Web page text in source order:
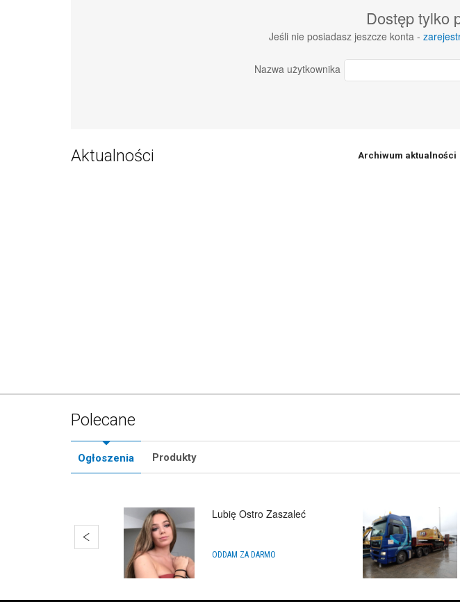
Dostęp tylko
Jeśli nie posiadasz jeszcze konta -
Nazwa użytkownika
Aktualności Archiwum aktualności
Polecane
Ogłoszenia Produkty
Lubię Ostro Zaszaleć
ODDAM ZA DARMO